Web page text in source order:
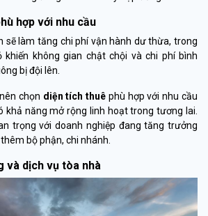
hợp với nhu cầu
sẽ làm tăng chi phí vận hành dư thừa, trong
khiến không gian chật chội và chi phí bình
bị đội lên.
chọn diện tích thuê phù hợp với nhu cầu
khả năng mở rộng linh hoạt trong tương lai.
trọng với doanh nghiệp đang tăng trưởng
bộ phận, chi nhánh.
và dịch vụ tòa nhà